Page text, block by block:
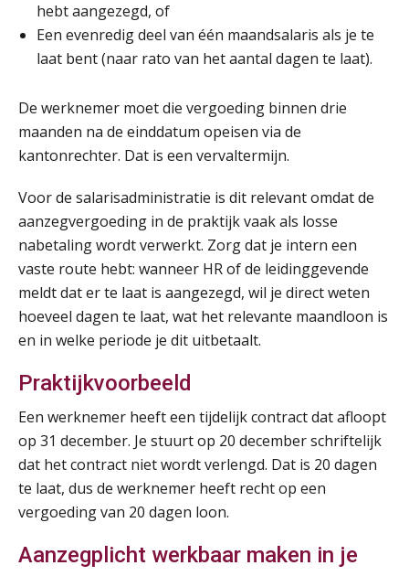
hebt aangezegd, of
Een evenredig deel van één maandsalaris als je te
laat bent (naar rato van het aantal dagen te laat).
De werknemer moet die vergoeding binnen drie
maanden na de einddatum opeisen via de
kantonrechter. Dat is een vervaltermijn.
Voor de salarisadministratie is dit relevant omdat de
aanzegvergoeding in de praktijk vaak als losse
nabetaling wordt verwerkt. Zorg dat je intern een
vaste route hebt: wanneer HR of de leidinggevende
meldt dat er te laat is aangezegd, wil je direct weten
hoeveel dagen te laat, wat het relevante maandloon is
en in welke periode je dit uitbetaalt.
Praktijkvoorbeeld
Een werknemer heeft een tijdelijk contract dat afloopt
op 31 december. Je stuurt op 20 december schriftelijk
dat het contract niet wordt verlengd. Dat is 20 dagen
te laat, dus de werknemer heeft recht op een
vergoeding van 20 dagen loon.
Aanzegplicht werkbaar maken in je
26
AUG
MOCuitgevers
AUG
MOCuitgevers
28
AUG
MOCuitgevers
28
Opfriscursus VPS (NIRPA PE)
Markus Verbeek Praehep
31
AUG
Praktijkdiploma Loonadministratie (PDL®)
Markus Verbeek Praehep
01
SEP
MOCuitgevers
03
SEP
Online cursus Wwft voor salarisadministrateurs (inclusief praktijkmodellen)
MOCuitgevers
SEP
MOCuitgevers